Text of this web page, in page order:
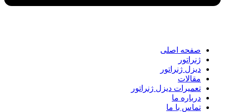
صفحه اصلی
ژنراتور
دیزل ژنراتور
مقالات
تعمیرات دیزل ژنراتور
درباره ما
تماس با ما